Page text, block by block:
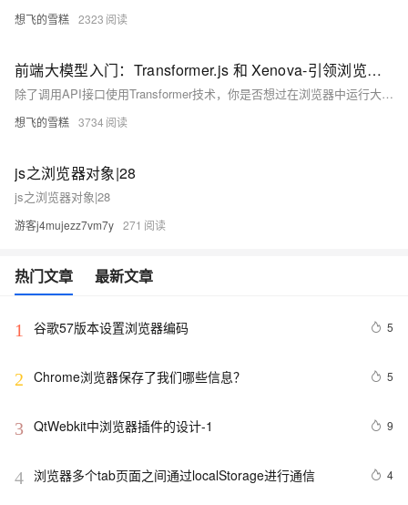
想飞的雪糕 2323
前端大模型入门：Transformer.js 和 Xenova-引领浏览器端的机器学习变革
除了调用API接口使用Transformer技术，你是否想过在浏览器中运行大模型？Xenova团队推出的Transformer.js，基于JavaScript，让开发者能在浏览器中本地加载和执行预训练模型，无需依赖服务器。该库利用WebAssembly和WebGPU技术，大幅提升性能，尤其适合隐私保护、离线应用和低延迟交互场景。无论是NLP任务还是实时文本生成，Transformer.js都提供了强大支持，成为构建浏览器AI应用的核心工具。
想飞的雪糕 3734
js之浏览器对象|28
js之浏览器对象|28
游客j4mujezz7vm7y 271
热门文章 最新文章
1 谷歌57版本设置浏览器编码 5
2 Chrome浏览器保存了我们哪些信息？ 5
3 QtWebkit中浏览器插件的设计-1 9
4 浏览器多个tab页面之间通过localStorage进行通信 4